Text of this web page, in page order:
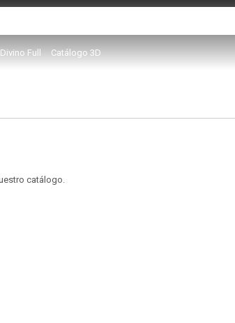
Divino Full Catálogo 3D
catálogo.